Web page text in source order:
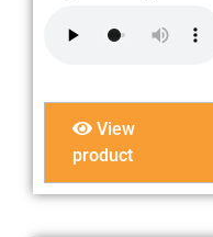
View
product